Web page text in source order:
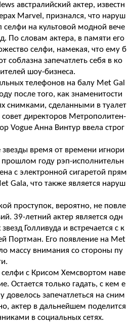
австралийский актер, известн
Marvel, признался, что наруш
селфи на культовой модной вече
По словам актера, в памяти его
селфи, намекая, что ему б
соблазна запечатлеть себя в ко
шоу-бизнеса.
телефонов на балу Met Gal
после того, как знаменитости
снимками, сделанными в туалет
директоров Метрополитен-
Vogue Анна Винтур ввела строг
время от времени игнори
прошлом году рэп-исполнительн
с электронной сигаретой прям
Gala, что также является наруш
проступок, вероятно, не повле
39-летний актер является одн
Голливуда и встречается с к
Портман. Его появление на Met
массу внимания со стороны пу
с Крисом Хемсвортом наве
Остается только гадать, с кем е
довелось запечатлеться на сним
актер в дальнейшем поделится
в социальных сетях.